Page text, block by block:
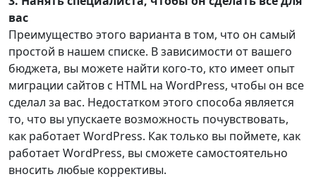
вас
Преимущество этого варианта в том, что он самый
простой в нашем списке. В зависимости от вашего
бюджета, вы можете найти кого-то, кто имеет опыт
миграции сайтов с HTML на WordPress, чтобы он все
сделал за вас. Недостатком этого способа является
то, что вы упускаете возможность почувствовать,
как работает WordPress. Как только вы поймете, как
работает WordPress, вы сможете самостоятельно
вносить любые коррективы.